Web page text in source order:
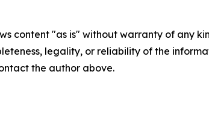
content "as is" without warranty of any
legality, or reliability of the
the author above.